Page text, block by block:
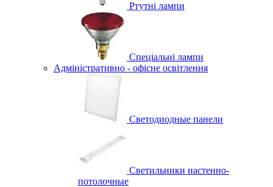
Ртутні лампи
Спеціальні лампи
Адміністративно - офісне освітлення
Светодиодные панели
Светильники настенно-
потолочные